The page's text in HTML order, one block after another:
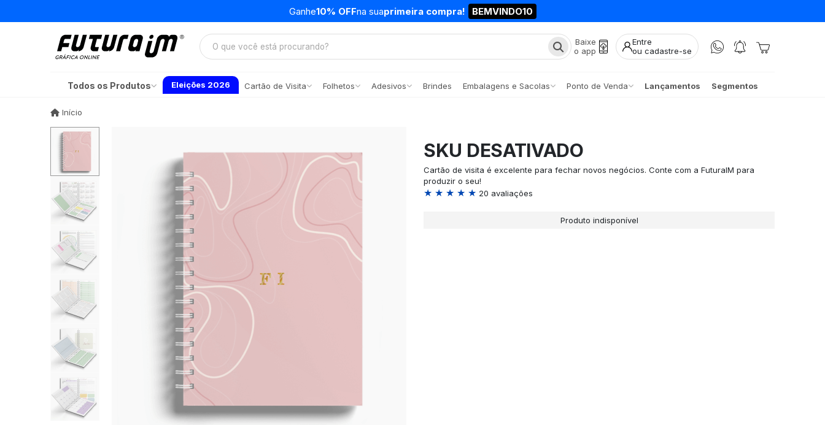
Ganhe10% OFFna suaprimeira compra! BEMVINDO10
Baixe
o app
Entre
ou cadastre-se
Todos os Produtos Eleições 2026 Cartão de Visita Folhetos Adesivos Brindes Embalagens e Sacolas Ponto de Venda Lançamentos Segmentos
Início
SKU DESATIVADO
Cartão de visita é excelente para fechar novos negócios. Conte com a FuturaIM para
produzir o seu!
★ ★ ★ ★ ★ 20 avaliações
Produto indisponível